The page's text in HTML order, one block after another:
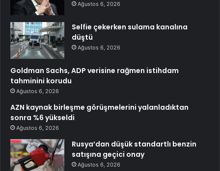
Ağustos 6, 2026
Selfie çekerken sulama kanalına
düştü
Ağustos 6, 2026
Goldman Sachs, ADP verisine rağmen istihdam
tahminini korudu
Ağustos 6, 2026
AZN kaynak birleşme görüşmelerini yalanladıktan
sonra %6 yükseldi
Ağustos 6, 2026
Rusya’dan düşük standartlı benzin
satışına geçici onay
Ağustos 6, 2026